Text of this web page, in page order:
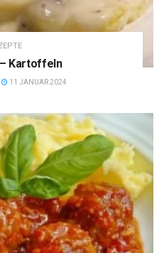
Kartoffeln
11 JANUAR 2024